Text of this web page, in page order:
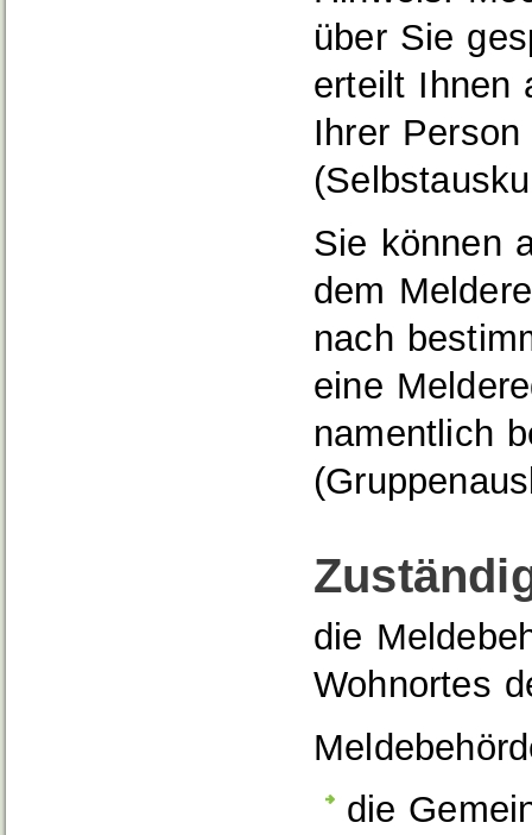
über Sie
erteilt Ihnen
Ihrer
Sie können
dem
nach
eine
namentlich
die
Wohnortes
die